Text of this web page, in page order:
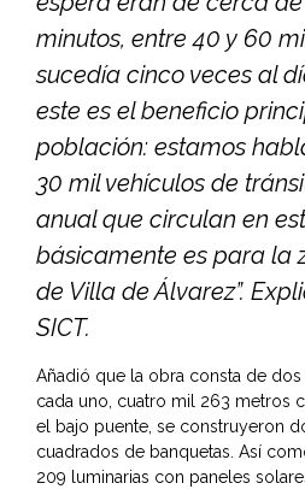
minutos, entre 40 y 60
sucedía cinco veces al
este es el beneficio
población: estamos
30 mil vehículos de
anual que circulan en
básicamente es para la
de Villa de Álvarez”.
SICT.
Añadió que la obra consta de
cada uno, cuatro mil 263 metros
el bajo puente, se construyeron
cuadrados de banquetas. Así
209 luminarias con paneles